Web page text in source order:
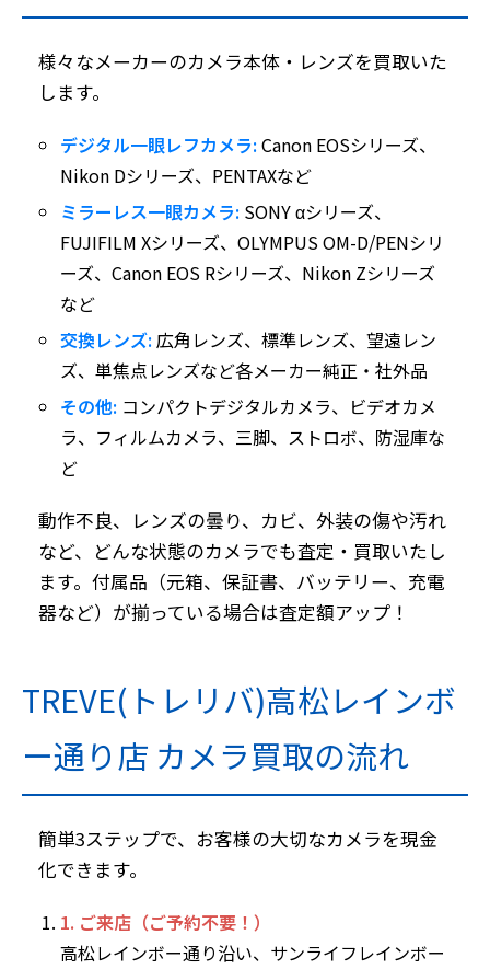
様々なメーカーのカメラ本体・レンズを買取いた
します。
デジタル一眼レフカメラ:Canon EOSシリーズ、
Nikon Dシリーズ、PENTAXなど
ミラーレス一眼カメラ: SONY αシリーズ、
FUJIFILM Xシリーズ、OLYMPUS OM-D/PENシリ
ーズ、Canon EOS Rシリーズ、Nikon Zシリーズ
など
交換レンズ:広角レンズ、標準レンズ、望遠レン
ズ、単焦点レンズなど各メーカー純正・社外品
その他: コンパクトデジタルカメラ、ビデオカメ
ラ、フィルムカメラ、三脚、ストロボ、防湿庫な
ど
動作不良、レンズの曇り、カビ、外装の傷や汚れ
など、どんな状態のカメラでも査定・買取いたし
ます。付属品（元箱、保証書、バッテリー、充電
器など）が揃っている場合は査定額アップ！
TREVE(トレリバ)高松レインボ
ー通り店 カメラ買取の流れ
簡単3ステップで、お客様の大切なカメラを現金
化できます。
1. ご来店（ご予約不要！）
高松レインボー通り沿い、サンライフレインボー